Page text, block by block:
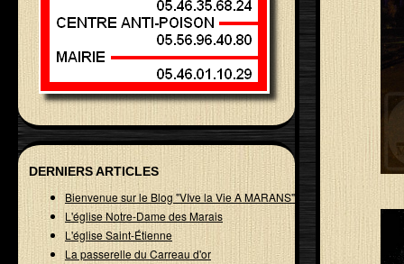
DERNIERS ARTICLES
Bienvenue sur le Blog "VIve la Vie A MARANS"
L'église Notre-Dame des Marais
L'église Saint-Étienne
La passerelle du Carreau d'or